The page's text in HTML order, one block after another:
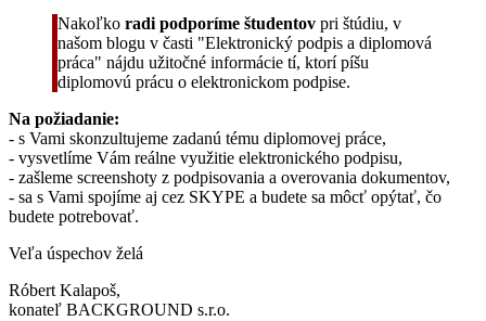
Nakoľko radi podporíme študentov pri štúdiu, v
našom blogu v časti "Elektronický podpis a diplomová
práca" nájdu užitočné informácie tí, ktorí píšu
diplomovú prácu o elektronickom podpise.
Na požiadanie:
- s Vami skonzultujeme zadanú tému diplomovej práce,
- vysvetlíme Vám reálne využitie elektronického podpisu,
- zašleme screenshoty z podpisovania a overovania dokumentov,
- sa s Vami spojíme aj cez SKYPE a budete sa môcť opýtať, čo
budete potrebovať.
Veľa úspechov želá
Róbert Kalapoš,
konateľ BACKGROUND s.r.o.